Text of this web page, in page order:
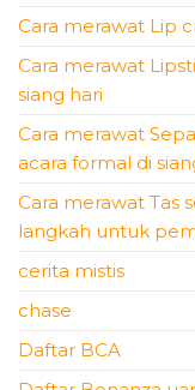
Cara merawat Lip
Cara merawat
siang hari
Cara merawat
acara formal di
Cara merawat Tas
langkah untuk
cerita mistis
chase
Daftar BCA